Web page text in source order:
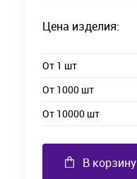
Цена изделия:
От 1 шт
От 1000 шт
От 10000 шт
В корзину